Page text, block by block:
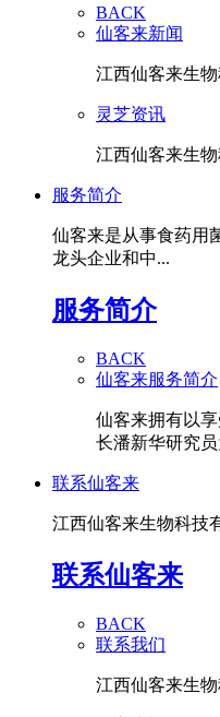
BACK
仙客来新闻
江西仙客来生
灵芝资讯
江西仙客来生
服务简介
仙客来是从事食药用
龙头企业和中...
服务简介
BACK
仙客来服务简介
仙客来拥有以
长潘新华研究员
联系仙客来
江西仙客来生物科技
联系仙客来
BACK
联系我们
江西仙客来生